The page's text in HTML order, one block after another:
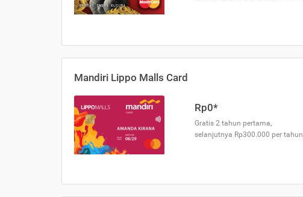
Mandiri Lippo Malls Card
Rp0*
Gratis 2 tahun pertama,
selanjutnya Rp300.000 per tahun